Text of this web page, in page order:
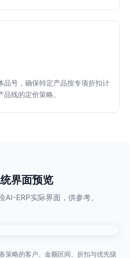
品号，确保特定产品按专项折扣计
线的定价策略。
界面预览
AI-ERP实际界面，供参考。
策略的客户、金额区间、折扣与优先级